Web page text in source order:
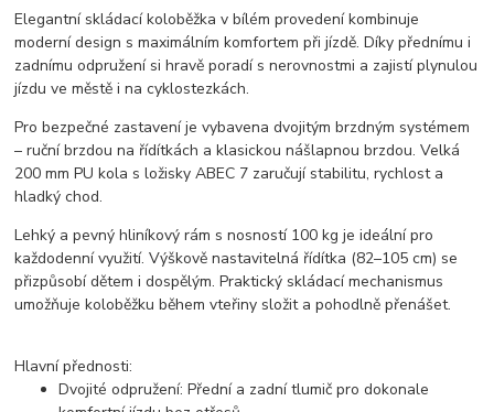
Elegantní skládací koloběžka v bílém provedení kombinuje
moderní design s maximálním komfortem při jízdě. Díky přednímu i
zadnímu odpružení si hravě poradí s nerovnostmi a zajistí plynulou
jízdu ve městě i na cyklostezkách.
Pro bezpečné zastavení je vybavena dvojitým brzdným systémem
– ruční brzdou na řídítkách a klasickou nášlapnou brzdou. Velká
200 mm PU kola s ložisky ABEC 7 zaručují stabilitu, rychlost a
hladký chod.
Lehký a pevný hliníkový rám s nosností 100 kg je ideální pro
každodenní využití. Výškově nastavitelná řídítka (82–105 cm) se
přizpůsobí dětem i dospělým. Praktický skládací mechanismus
umožňuje koloběžku během vteřiny složit a pohodlně přenášet.
Hlavní přednosti:
Dvojité odpružení: Přední a zadní tlumič pro dokonale